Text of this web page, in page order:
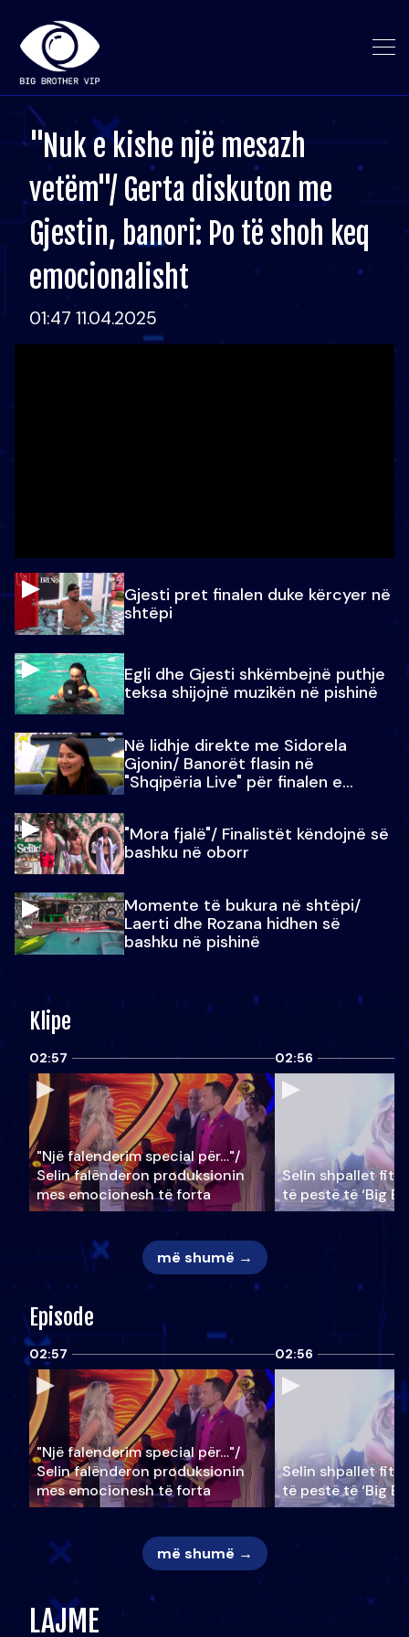
"Nuk e kishe një mesazh
vetëm"/ Gerta diskuton me
Gjestin, banori: Po të shoh keq
emocionalisht
01:47 11.04.2025
Gjesti pret finalen duke kërcyer në
shtëpi
Egli dhe Gjesti shkëmbejnë puthje
teksa shijojnë muzikën në pishinë
Në lidhje direkte me Sidorela
Gjonin/ Banorët flasin në
"Shqipëria Live" për finalen e
"Mora fjalë"/ Finalistët këndojnë së
bashku në oborr
Momente të bukura në shtëpi/
Laerti dhe Rozana hidhen së
bashku në pishinë
Klipe
02:57
"Një falenderim special për…"/
Selin falënderon produksionin
mes emocionesh të forta
02:56
Selin shpallet
të pestë të ‘Big
më shumë →
Episode
02:57
"Një falenderim special për…"/
Selin falënderon produksionin
mes emocionesh të forta
02:56
Selin shpallet
të pestë të ‘Big
më shumë →
LAJME